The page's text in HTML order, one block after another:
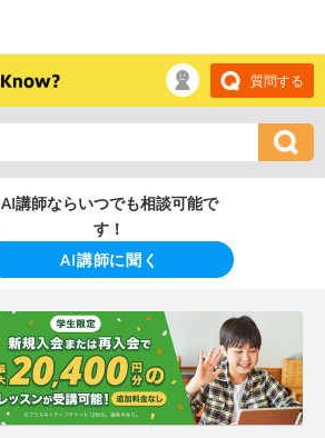
質問する
AI講師ならいつでも相談可能で
す！
AI講師に聞く